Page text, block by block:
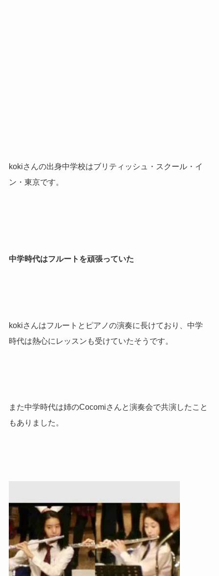
kokiさんの出身中学校はブリティッシュ・スクール・イ
ン・東京です。
中学時代はフルートを頑張っていた
kokiさんはフルートとピアノの演奏に長けており、中学
時代は熱心にレッスンも受けていたそうです。
また中学時代は姉のCocomiさんと演奏会で共演したこと
もありました。